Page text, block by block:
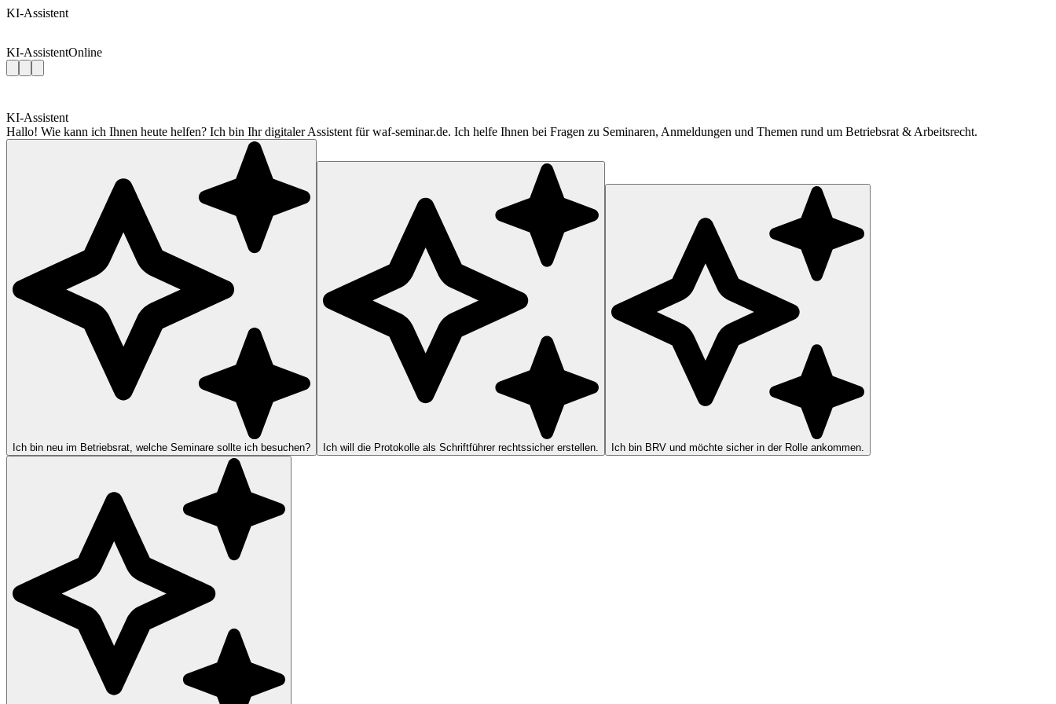
KI-Assistent
KI-AssistentOnline
KI-Assistent
Hallo! Wie kann ich Ihnen heute helfen? Ich bin Ihr digitaler Assistent für waf-seminar.de. Ich helfe Ihnen bei Fragen zu Seminaren, Anmeldungen und Themen rund um Betriebsrat & Arbeitsrecht.
Ich bin neu im Betriebsrat, welche Seminare sollte ich besuchen? Ich will die Protokolle als Schriftführer rechtssicher erstellen. Ich bin BRV und möchte sicher in der Rolle ankommen.